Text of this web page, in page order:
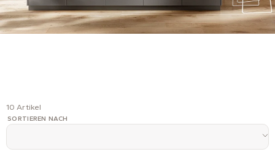
10 Artikel
SORTIEREN NACH